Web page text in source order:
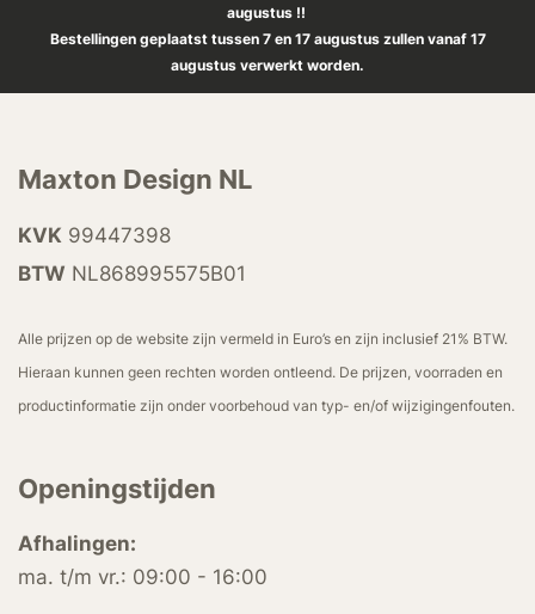
augustus !!
Bestellingen geplaatst tussen 7 en 17 augustus zullen vanaf 17
augustus verwerkt worden.
Maxton Design NL
KVK 99447398
BTW NL868995575B01
Alle prijzen op de website zijn vermeld in Euro’s en zijn inclusief 21% BTW.
Hieraan kunnen geen rechten worden ontleend. De prijzen, voorraden en
productinformatie zijn onder voorbehoud van typ- en/of wijzigingenfouten.
Openingstijden
Afhalingen:
ma. t/m vr.: 09:00 - 16:00